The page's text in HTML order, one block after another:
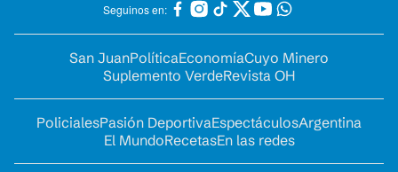
Seguinos en:
San JuanPolíticaEconomíaCuyo Minero
Suplemento VerdeRevista OH
PolicialesPasión DeportivaEspectáculosArgentina
El MundoRecetasEn las redes